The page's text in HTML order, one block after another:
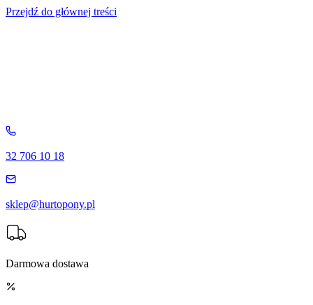
Przejdź do głównej treści
32 706 10 18
sklep@hurtopony.pl
Darmowa dostawa